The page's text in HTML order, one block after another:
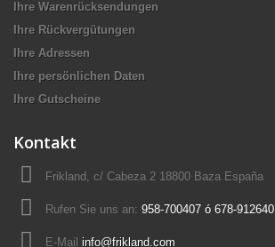
Ihre Warenrücksendungen
Ihre Rückvergütungen
Ihre Adressen
Ihre persönlichen Daten
Ihre Gutscheine
Kontakt
Frikland, c/ Cabeza 2 18800 Baza España
Rufen Sie uns an: 958-700407 ó 678-912640
E-Mail info@frikland.com